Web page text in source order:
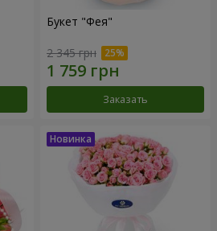
Букет "Фея"
2 345 грн
Заказать